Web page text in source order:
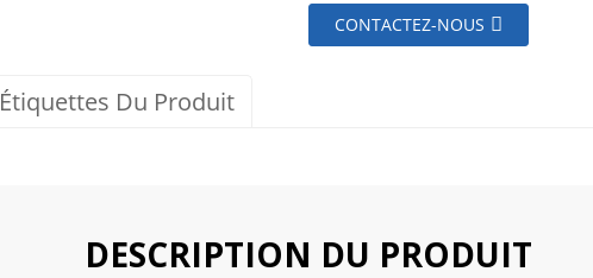
CONTACTEZ-NOUS
Étiquettes Du Produit
DESCRIPTION DU PRODUIT